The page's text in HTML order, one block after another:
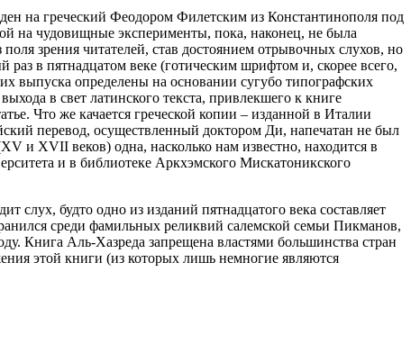
на греческий Феодором Филетским из Константинополя под
на чудовищные эксперименты, пока, наконец, не была
зрения читателей, став достоянием отрывочных слухов, но
в пятнадцатом веке (готическим шрифтом и, скорее всего,
выпуска определены на основании сугубо типографских
в свет латинского текста, привлекшего к книге
Что же качается греческой копии – изданной в Италии
перевод, осуществленный доктором Ди, напечатан не был
и XVII веков) одна, насколько нам известно, находится в
и в библиотеке Аркхэмского Мискатоникского
слух, будто одно из изданий пятнадцатого века составляет
среди фамильных реликвий салемской семьи Пикманов,
Книга Аль-Хазреда запрещена властями большинства стран
этой книги (из которых лишь немногие являются